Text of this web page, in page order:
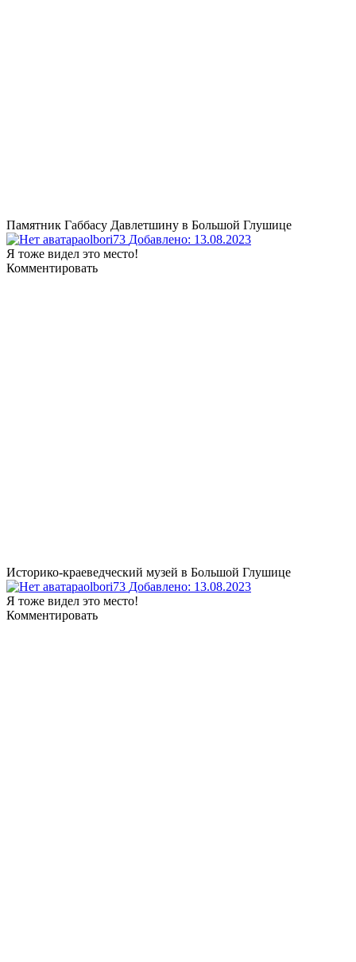
Памятник Габбасу Давлетшину в Большой Глушице
olbori73 Добавлено: 13.08.2023
Я тоже видел это место!
Комментировать
Историко-краеведческий музей в Большой Глушице
olbori73 Добавлено: 13.08.2023
Я тоже видел это место!
Комментировать